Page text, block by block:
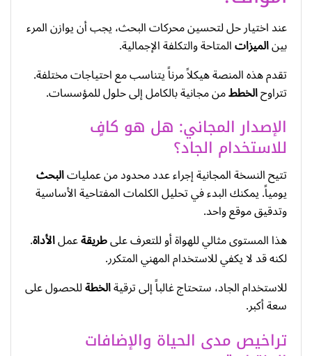
عند اختيار حل لتحسين محركات البحث، يجب أن يوازن المرء
بينالميزاتالمتاحة والتكلفة الإجمالية.
تقدم هذه المنصة هيكلاً مرناً يتناسب مع احتياجات مختلفة.
تتراوحالخططمن مجانية بالكامل إلى حلول للمؤسسات.
الإصدار المجاني: هل هو كافٍ
للاستخدام الجاد؟
تتيح النسخة المجانية إجراء عدد محدود من عملياتالبحث
يومياً. يمكنك البدء في تحليل الكلمات المفتاحية الأساسية
وتدقيق موقع واحد.
هذا المستوى مثالي للهواة أو للتعرف علىطريقةعملالأداة.
لكنه قد لا يكفي للاستخدام المهني المتكرر.
للاستخدام الجاد، ستحتاج غالباً إلى ترقيةالخطةللحصول على
سعة أكبر.
تراخيص مدى الحياة والإضافات